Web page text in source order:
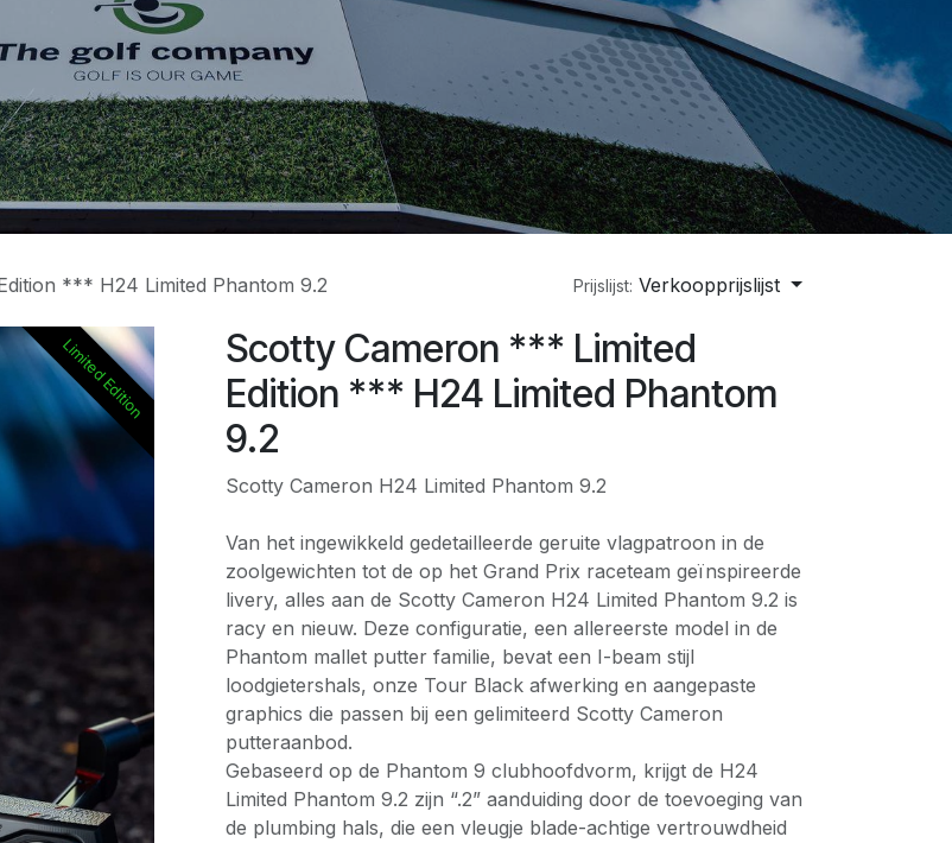
*** H24 Limited Phantom 9.2 Prijslijst: Verkoopprijslijst
Limited Edition
Scotty Cameron *** Limited
Edition *** H24 Limited Phantom
9.2
Scotty Cameron H24 Limited Phantom 9.2
Van het ingewikkeld gedetailleerde geruite vlagpatroon in de
zoolgewichten tot de op het Grand Prix raceteam geïnspireerde
livery, alles aan de Scotty Cameron H24 Limited Phantom 9.2 is
racy en nieuw. Deze configuratie, een allereerste model in de
Phantom mallet putter familie, bevat een I-beam stijl
loodgietershals, onze Tour Black afwerking en aangepaste
graphics die passen bij een gelimiteerd Scotty Cameron
putteraanbod.
Gebaseerd op de Phantom 9 clubhoofdvorm, krijgt de H24
Limited Phantom 9.2 zijn “.2” aanduiding door de toevoeging van
de plumbing hals, die een vleugje blade-achtige vertrouwdheid